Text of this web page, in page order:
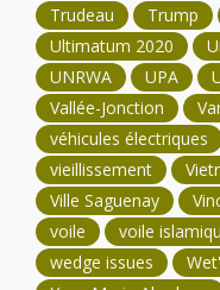
Trudeau
Trump
Ultimatum 2020
UNRWA
UPA
Vallée-Jonction
véhicules électriques
vieillissement
Ville Saguenay
voile
voile
wedge issues